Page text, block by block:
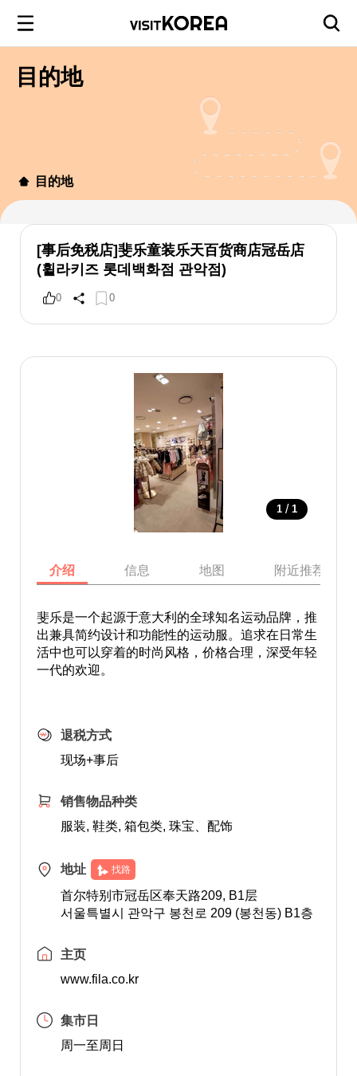
目的地
目的地
[事后免税店]斐乐童装乐天百货商店冠岳店
(휠라키즈 롯데백화점 관악점)
0 0
1 / 1
介绍 信息 地图 附近推荐景点
斐乐是一个起源于意大利的全球知名运动品牌，推
出兼具简约设计和功能性的运动服。追求在日常生
活中也可以穿着的时尚风格，价格合理，深受年轻
一代的欢迎。
退税方式
现场+事后
销售物品种类
服装, 鞋类, 箱包类, 珠宝、配饰
地址 找路
首尔特别市冠岳区奉天路209, B1层
서울특별시 관악구 봉천로 209 (봉천동) B1층
主页
www.fila.co.kr
集市日
周一至周日